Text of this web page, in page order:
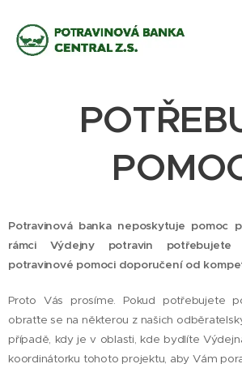
Potravinová banka neposkytuje pomoc
rámci Výdejny potravin
potravinové pomoci doporučení od
Proto Vás prosíme. Pokud potřebujete
obraťte se na některou z našich
případě, kdy je v oblasti, kde bydlíte
koordinátorku tohoto projektu, aby Vám